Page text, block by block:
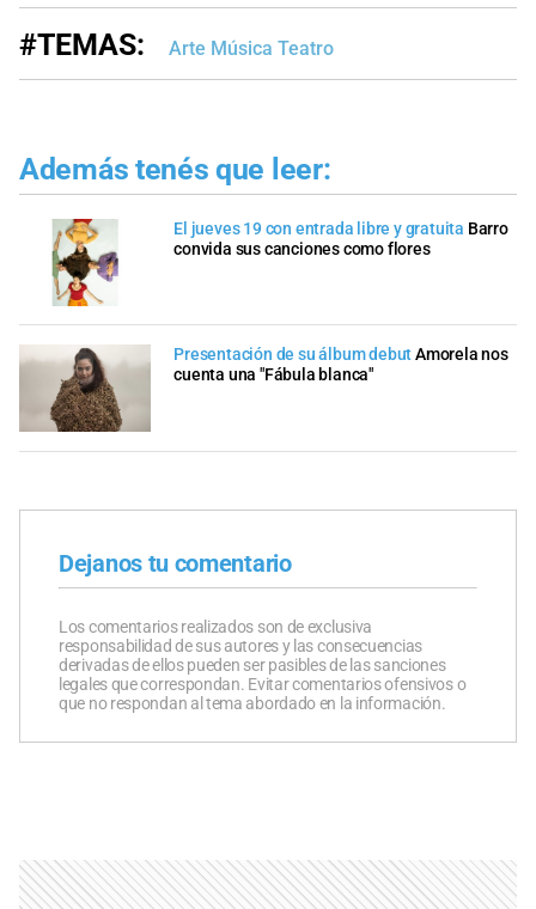
#TEMAS: Arte Música Teatro
Además tenés que leer:
El jueves 19 con entrada libre y gratuita Barro
convida sus canciones como flores
Presentación de su álbum debutAmorela nos
cuenta una "Fábula blanca"
Dejanos tu comentario
Los comentarios realizados son de exclusiva
responsabilidad de sus autores y las consecuencias
derivadas de ellos pueden ser pasibles de las sanciones
legales que correspondan. Evitar comentarios ofensivos o
que no respondan al tema abordado en la información.